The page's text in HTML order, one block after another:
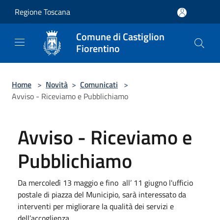
Regione Toscana
Comune di Castiglion
Fiorentino
Home > Novità > Comunicati >
Avviso - Riceviamo e Pubblichiamo
Avviso - Riceviamo e
Pubblichiamo
Da mercoledì 13 maggio e fino all’ 11 giugno l'ufficio
postale di piazza del Municipio, sarà interessato da
interventi per migliorare la qualità dei servizi e